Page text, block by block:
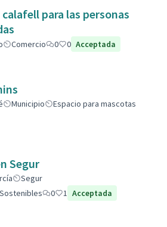
para las personas
Comercio 0 0 Acceptada
Municipio
Espacio para mascotas
Segur
Segur
0 1 Acceptada